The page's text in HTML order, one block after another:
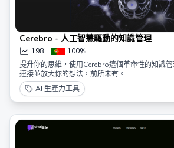
Cerebro - 人工智慧驅動的知識管理
198 100%
提升你的思維，使用Cerebro這個革命性的知識
連接並放大你的想法，前所未有。
AI 生產力工具